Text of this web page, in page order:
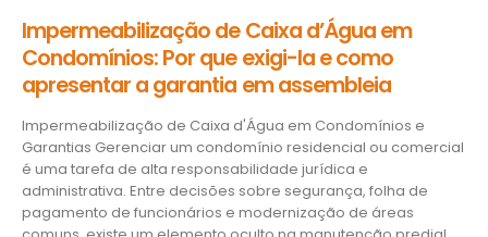
Impermeabilização de Caixa d’Água em
Condomínios: Por que exigi-la e como
apresentar a garantia em assembleia
Impermeabilização de Caixa d'Água em Condomínios e
Garantias Gerenciar um condomínio residencial ou comercial
é uma tarefa de alta responsabilidade jurídica e
administrativa. Entre decisões sobre segurança, folha de
pagamento de funcionários e modernização de áreas